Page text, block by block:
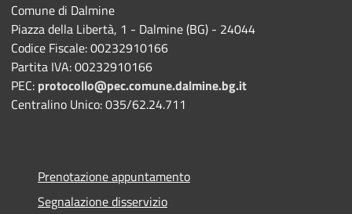
Comune di Dalmine
Piazza della Libertà, 1 - Dalmine (BG) - 24044
Codice Fiscale: 00232910166
Partita IVA: 00232910166
PEC: protocollo@pec.comune.dalmine.bg.it
Centralino Unico: 035/62.24.711
Prenotazione appuntamento
Segnalazione disservizio